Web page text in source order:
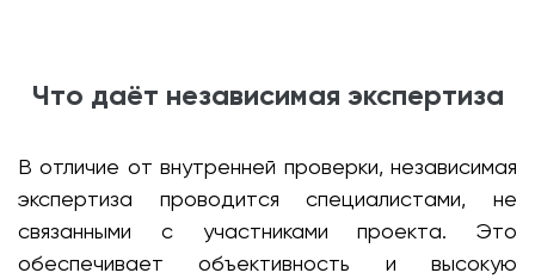
Что даёт независимая экспертиза
В отличие от внутренней проверки, независимая
экспертиза проводится специалистами, не
связанными с участниками проекта. Это
обеспечивает объективность и высокую